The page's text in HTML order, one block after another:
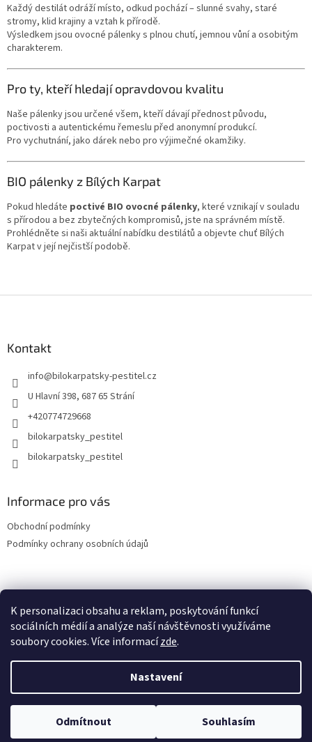
K personalizaci obsahu a reklam, poskytování funkcí
sociálních médií a analýze naší návštěvnosti využíváme
soubory cookies. Více informacízde.
Nastavení
Odmítnout Souhlasím
Každý destilát odráží místo, odkud pochází – slunné svahy, staré
stromy, klid krajiny a vztah k přírodě.
Výsledkem jsou ovocné pálenky s plnou chutí, jemnou vůní a osobitým
charakterem.
Pro ty, kteří hledají opravdovou kvalitu
Naše pálenky jsou určené všem, kteří dávají přednost původu,
poctivosti a autentickému řemeslu před anonymní produkcí.
Pro vychutnání, jako dárek nebo pro výjimečné okamžiky.
BIO pálenky z Bílých Karpat
Pokud hledáte poctivé BIO ovocné pálenky, které vznikají v souladu
s přírodou a bez zbytečných kompromisů, jste na správném místě.
Prohlédněte si naši aktuální nabídku destilátů a objevte chuť Bílých
Karpat v její nejčistší podobě.
Kontakt
info@bilokarpatsky-pestitel.cz
U Hlavní 398, 687 65 Strání
+420774729668
bilokarpatsky_pestitel
Informace pro vás
Obchodní podmínky
Podmínky ochrany osobních údajů
Copyright 2026bilokarpatsky-pestitel.cz. Všechna práva
vyhrazena.
Upravit nastavení cookies